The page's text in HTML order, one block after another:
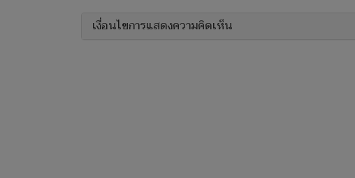
เงื่อนไขการแสดงความคิดเห็น